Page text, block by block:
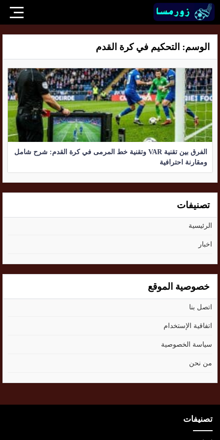
الوسم: التحكيم في كرة القدم
الفرق بين تقنية VAR وتقنية خط المرمى في كرة القدم: شرح شامل
ومقارنة احترافية
تصنيفات
الرئيسية
اخبار
خصوصية الموقع
اتصل بنا
اتفاقية الإستخدام
سياسة الخصوصية
من نحن
تصنيفات